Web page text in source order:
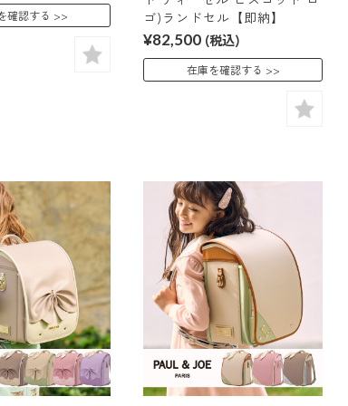
確認する
ゴ)ランドセル【即納】
¥82,500 (税込)
在庫を確認する